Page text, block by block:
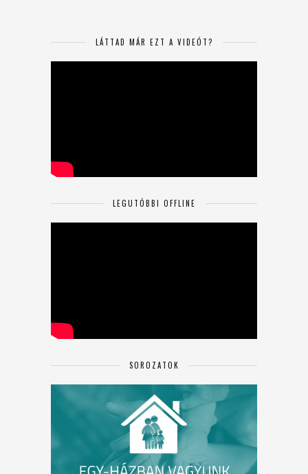
LÁTTAD MÁR EZT A VIDEÓT?
LEGUTÓBBI OFFLINE
SOROZATOK